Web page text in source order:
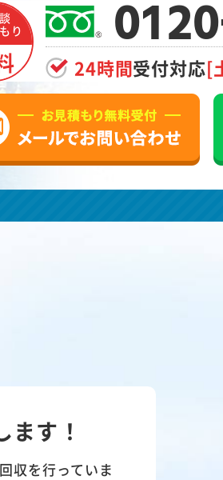
り
24時間受付対応[
ます！
収を行っていま